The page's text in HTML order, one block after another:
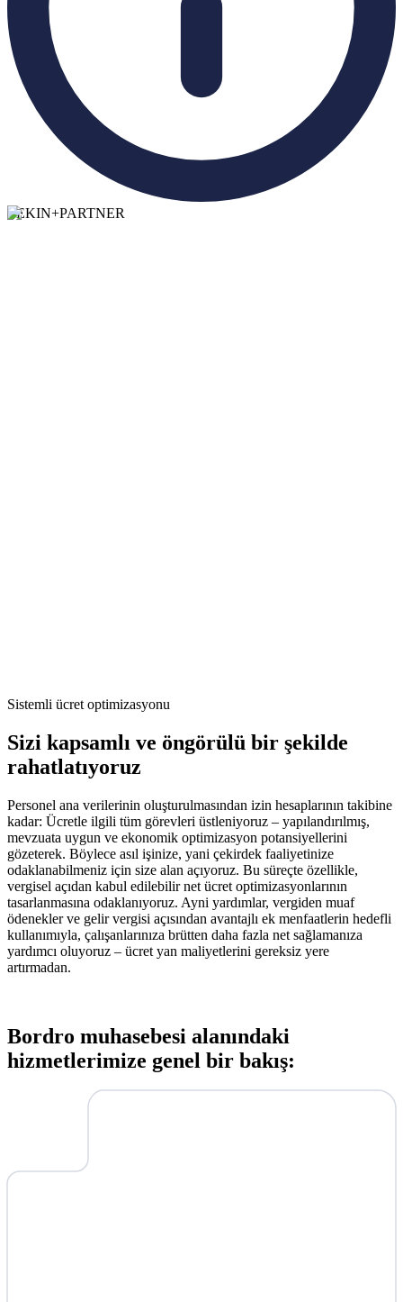
TEKIN+PARTNER
Sistemli ücret optimizasyonu
Sizi kapsamlı ve öngörülü bir şekilde
rahatlatıyoruz
Personel ana verilerinin oluşturulmasından izin hesaplarının takibine
kadar: Ücretle ilgili tüm görevleri üstleniyoruz – yapılandırılmış,
mevzuata uygun ve ekonomik optimizasyon potansiyellerini
gözeterek. Böylece asıl işinize, yani çekirdek faaliyetinize
odaklanabilmeniz için size alan açıyoruz. Bu süreçte özellikle,
vergisel açıdan kabul edilebilir net ücret optimizasyonlarının
tasarlanmasına odaklanıyoruz. Ayni yardımlar, vergiden muaf
ödenekler ve gelir vergisi açısından avantajlı ek menfaatlerin hedefli
kullanımıyla, çalışanlarınıza brütten daha fazla net sağlamanıza
yardımcı oluyoruz – ücret yan maliyetlerini gereksiz yere
artırmadan.
Bordro muhasebesi alanındaki
hizmetlerimize genel bir bakış: